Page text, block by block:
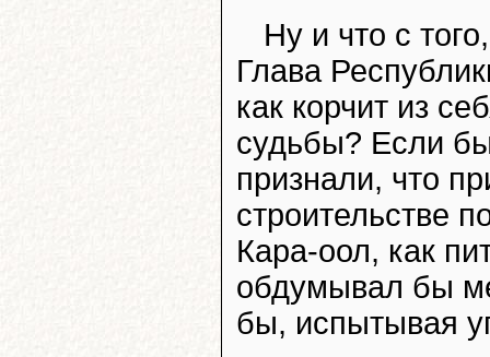
Ну и что с
Глава
как корчит из
судьбы? Если
признали, что
строительстве
Кара-оол, как
обдумывал бы
бы, испытывая